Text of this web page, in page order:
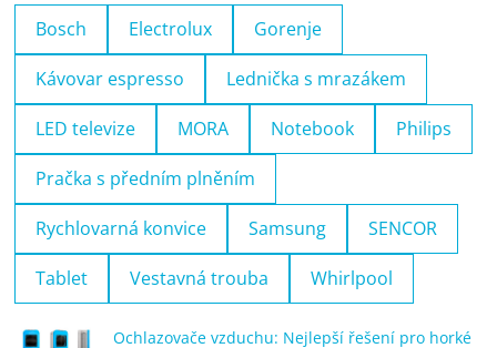
Bosch Electrolux Gorenje
Kávovar espresso Lednička s mrazákem
LED televize MORA Notebook Philips
Pračka s předním plněním
Rychlovarná konvice Samsung SENCOR
Tablet Vestavná trouba Whirlpool
Ochlazovače vzduchu: Nejlepší řešení pro horké